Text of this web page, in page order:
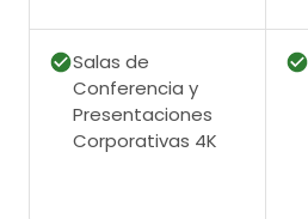
Salas de
Conferencia y
Presentaciones
Corporativas 4K